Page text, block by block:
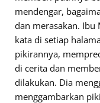
mendengar,
dan merasakan. Ibu
kata di setiap
pikirannya,
di cerita dan
dilakukan. Dia
menggambarkan